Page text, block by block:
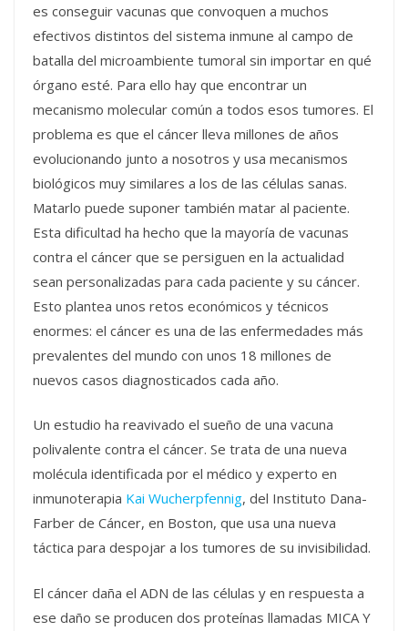
es conseguir vacunas que convoquen a muchos
efectivos distintos del sistema inmune al campo de
batalla del microambiente tumoral sin importar en qué
órgano esté. Para ello hay que encontrar un
mecanismo molecular común a todos esos tumores. El
problema es que el cáncer lleva millones de años
evolucionando junto a nosotros y usa mecanismos
biológicos muy similares a los de las células sanas.
Matarlo puede suponer también matar al paciente.
Esta dificultad ha hecho que la mayoría de vacunas
contra el cáncer que se persiguen en la actualidad
sean personalizadas para cada paciente y su cáncer.
Esto plantea unos retos económicos y técnicos
enormes: el cáncer es una de las enfermedades más
prevalentes del mundo con unos 18 millones de
nuevos casos diagnosticados cada año.
Un estudio ha reavivado el sueño de una vacuna
polivalente contra el cáncer. Se trata de una nueva
molécula identificada por el médico y experto en
inmunoterapia Kai Wucherpfennig, del Instituto Dana-
Farber de Cáncer, en Boston, que usa una nueva
táctica para despojar a los tumores de su invisibilidad.
El cáncer daña el ADN de las células y en respuesta a
ese daño se producen dos proteínas llamadas MICA Y